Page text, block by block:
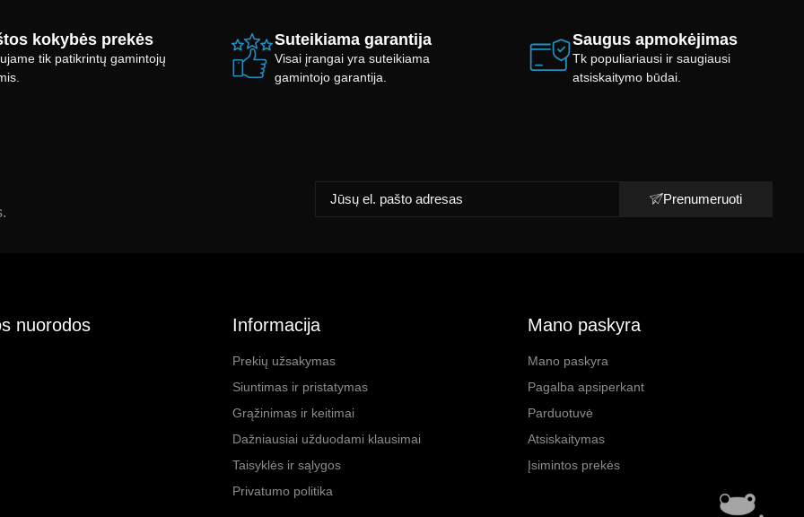
kokybės prekės
tik patikrintų gamintojų
Suteikiama garantija
Visai įrangai yra suteikiama
gamintojo garantija.
Saugus apmokėjimas
Tk populiariausi ir saugiausi
atsiskaitymo būdai.
Prenumeruoti
nuorodos Informacija
Prekių užsakymas
Siuntimas ir pristatymas
Grąžinimas ir keitimai
Dažniausiai užduodami klausimai
Taisyklės ir sąlygos
Privatumo politika
Mano paskyra
Mano paskyra
Pagalba apsiperkant
Parduotuvė
Atsiskaitymas
Įsimintos prekės